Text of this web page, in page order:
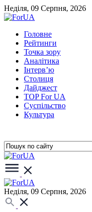
Неділя, 09 Серпня, 2026
Головне
Рейтинги
Точка зору
Аналітика
Інтерв’ю
Столиця
Дайджест
TOP For UA
Суспiльство
Культура
Неділя, 09 Серпня, 2026